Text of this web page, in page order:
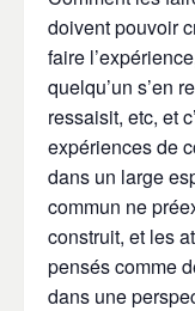
doivent pouvoir
faire
quelqu’un s’en
ressaisit, etc, et
expériences de
dans un large
commun ne
construit, et les
pensés comme
dans une